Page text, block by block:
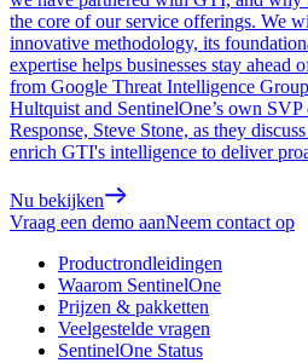
the core of our service offerings. We
innovative methodology, its
expertise helps businesses stay ahead
from Google Threat Intelligence
Hultquist and SentinelOne’s own
Response, Steve Stone, as they
enrich GTI's intelligence to deliver
Nu bekijken
Vraag een demo aanNeem contact op
Productrondleidingen
Waarom SentinelOne
Prijzen & pakketten
Veelgestelde vragen
SentinelOne Status